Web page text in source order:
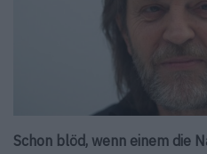
Schon blöd, wenn einem die